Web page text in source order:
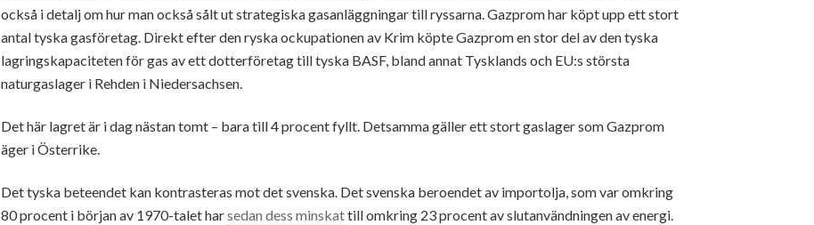
också i detalj om hur man också sålt ut strategiska gasanläggningar till ryssarna. Gazprom har köpt upp ett stort
antal tyska gasföretag. Direkt efter den ryska ockupationen av Krim köpte Gazprom en stor del av den tyska
lagringskapaciteten för gas av ett dotterföretag till tyska BASF, bland annat Tysklands och EU:s största
naturgaslager i Rehden i Niedersachsen.
Det här lagret är i dag nästan tomt – bara till 4 procent fyllt. Detsamma gäller ett stort gaslager som Gazprom
äger i Österrike.
Det tyska beteendet kan kontrasteras mot det svenska. Det svenska beroendet av importolja, som var omkring
80 procent i början av 1970-talet harsedan dess minskattill omkring 23 procent av slutanvändningen av energi.